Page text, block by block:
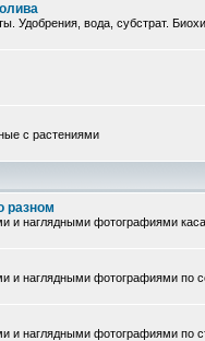
Удобрения, вода, субстрат.
с растениями
разном
и наглядными фотографиями
и наглядными фотографиями по
и наглядными фотографиями по